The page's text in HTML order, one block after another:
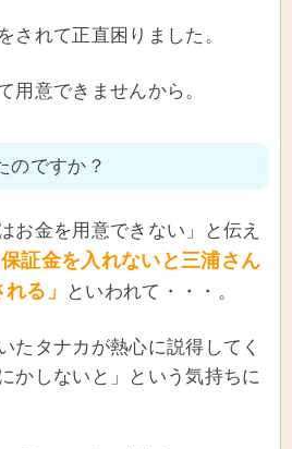
されて正直困りました。
用意できませんから。
ですか？
お金を用意できない」と伝え
保証金を入れないと三浦さん
る」
といわれて・・・。
たタナカが熱心に説得してく
かしないと」という気持ちに